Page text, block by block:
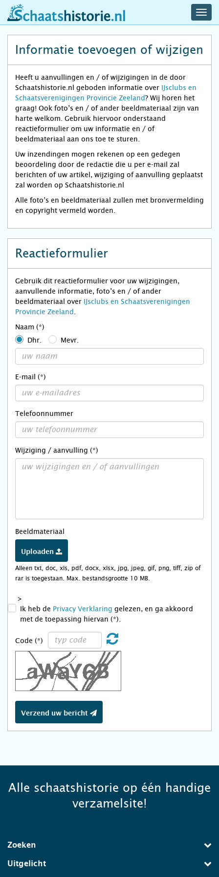
schaatshistorie.nl
Informatie toevoegen of wijzigen
Heeft u aanvullingen en / of wijzigingen in de door
Schaatshistorie.nl geboden informatie over IJsclubs en
Schaatsverenigingen Provincie Zeeland? Wij horen het
graag! Ook foto’s en / of ander beeldmateriaal zijn van
harte welkom. Gebruik hiervoor onderstaand
reactieformulier om uw informatie en / of
beeldmateriaal aan ons toe te sturen.
Uw inzendingen mogen rekenen op een gedegen
beoordeling door de redactie die u per e-mail zal
berichten of uw artikel, wijziging of aanvulling geplaatst
zal worden op Schaatshistorie.nl
Alle foto’s en beeldmateriaal zullen met bronvermelding
en copyright vermeld worden.
Reactieformulier
Gebruik dit reactieformulier voor uw wijzigingen,
aanvullende informatie, foto’s en / of ander
beeldmateriaal over IJsclubs en Schaatsverenigingen
Provincie Zeeland
Naam (*)
Dhr.
Mevr.
E-mail (*)
Telefoonnummer
Wijziging / aanvulling (*)
Beeldmateriaal
Uploaden
Alleen txt, doc, xls, pdf, docx, xlsx, jpg, jpeg, gif, png, tiff, zip of
rar is toegestaan. Max. bestandsgrootte 10 MB.
>
Ik heb de Privacy Verklaring gelezen, en ga akkoord
met de toepassing hiervan (*).
Code (*)
Verzend uw bericht
Alle schaatshistorie op één handige
verzamelsite!
Zoeken
Uitgelicht